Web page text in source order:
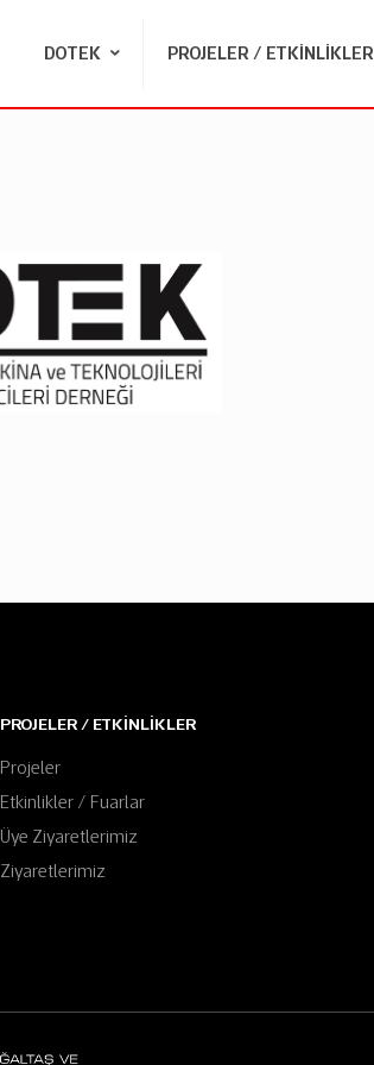
DOTEK PROJELER / ETKINLIKLER
PROJELER / ETKINLIKLER
Projeler
Etkinlikler / Fuarlar
Üye Ziyaretlerimiz
Ziyaretlerimiz